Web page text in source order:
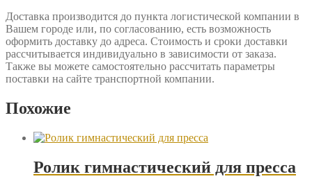
Доставка производится до пункта логистической компании в
Вашем городе или, по согласованию, есть возможность
оформить доставку до адреса. Стоимость и сроки доставки
рассчитывается индивидуально в зависимости от заказа.
Также вы можете самостоятельно рассчитать параметры
поставки на сайте транспортной компании.
Похожие
Ролик гимнастический для пресса